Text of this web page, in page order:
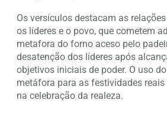
Os versículos destacam as
os líderes e o povo, que cometem
metafora do forno aceso pelo
desatenção dos líderes após
objetivos iniciais de poder. O uso
metáfora para as festividades
na celebração da realeza.